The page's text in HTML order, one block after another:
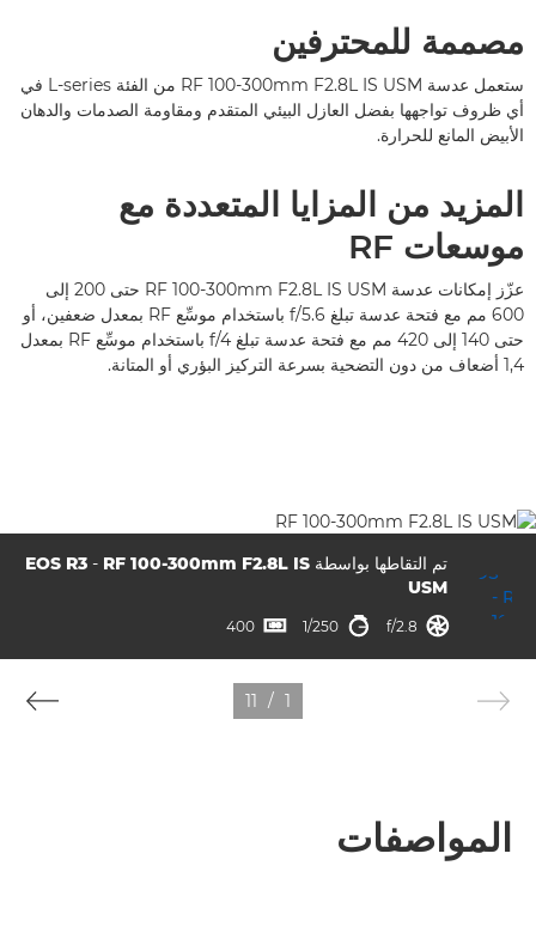
مصممة للمحترفين
ستعمل عدسة RF 100-300mm F2.8L IS USM من الفئة L-series في
أي ظروف تواجهها بفضل العازل البيئي المتقدم ومقاومة الصدمات والدهان
الأبيض المانع للحرارة.
المزيد من المزايا المتعددة مع
موسعات RF
عزّز إمكانات عدسة RF 100-300mm F2.8L IS USM حتى 200 إلى
600 مم مع فتحة عدسة تبلغ f/5.6 باستخدام موسِّع RF بمعدل ضعفين، أو
حتى 140 إلى 420 مم مع فتحة عدسة تبلغ f/4 باستخدام موسِّع RF بمعدل
1,4 أضعاف من دون التضحية بسرعة التركيز البؤري أو المتانة.
تم التقاطها بواسطة EOS R3 - RF 100-300mm F2.8L IS
USM
فتحة العدسة

f/2.8 سرعة الغالق

1/250
ISO

400
1
/
11
المواصفات